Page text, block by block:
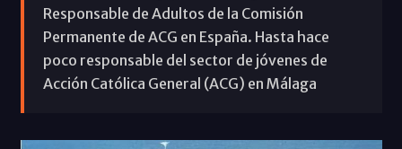
Responsable de Adultos de la Comisión
Permanente de ACG en España. Hasta hace
poco responsable del sector de jóvenes de
Acción Católica General (ACG) en Málaga